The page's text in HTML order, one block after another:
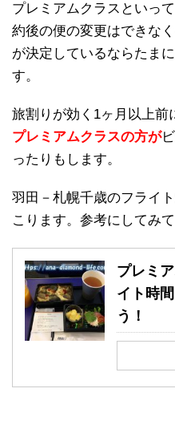
プレミアムクラスといっ
約後の便の変更はできな
が決定しているならたま
す。
旅割りが効く1ヶ月以上前
プレミアムクラスの方が
ったりもします。
羽田－札幌千歳のフライ
こります。参考にしてみ
プレミ
イト時
う！